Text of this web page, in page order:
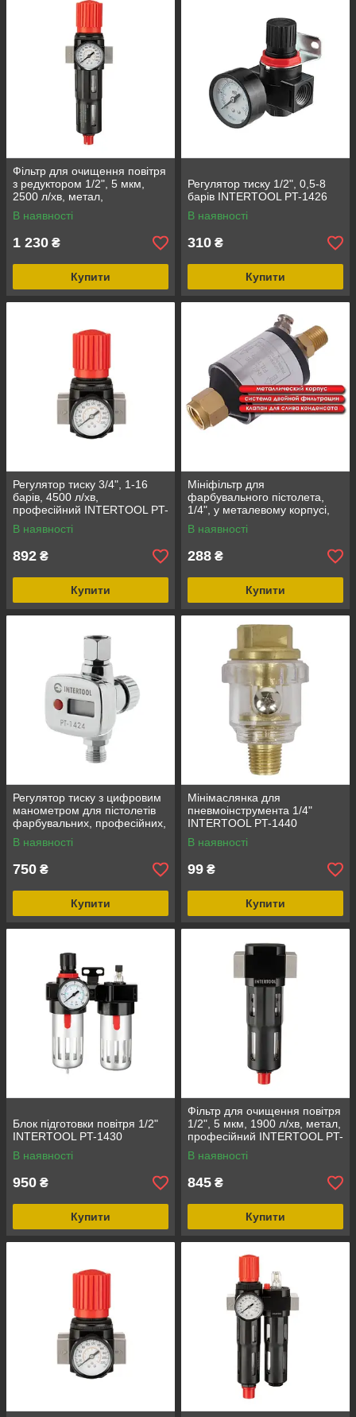
Фільтр для очищення повітря
з редуктором 1/2", 5 мкм,
2500 л/хв, метал,
професійний INTERTOOL PT-
1418
В наявності
1 230 ₴
Купити
Регулятор тиску 1/2", 0,5-8
барів INTERTOOL PT-1426
В наявності
310 ₴
Купити
Регулятор тиску 3/4", 1-16
барів, 4500 л/хв,
професійний INTERTOOL PT-
1427
В наявності
892 ₴
Купити
Мініфільтр для
фарбувального пістолета,
1/4", у металевому корпусі,
картридж-пінометал
INTERTOOL PT-1403
В наявності
288 ₴
Купити
Регулятор тиску з цифровим
манометром для пістолетів
фарбувальних, професійних,
1/4" INTERTOOL PT-1424
В наявності
750 ₴
Купити
Мінімаслянка для
пневмоінструмента 1/4"
INTERTOOL PT-1440
В наявності
99 ₴
Купити
Блок підготовки повітря 1/2"
INTERTOOL PT-1430
В наявності
950 ₴
Купити
Фільтр для очищення повітря
1/2", 5 мкм, 1900 л/хв, метал,
професійний INTERTOOL PT-
1415
В наявності
845 ₴
Купити